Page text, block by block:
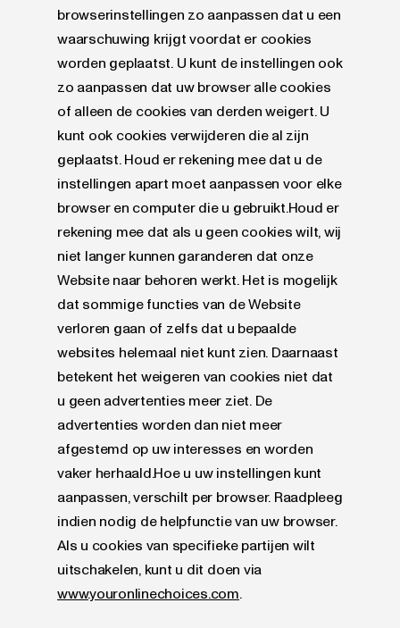
browserinstellingen zo aanpassen dat u een
waarschuwing krijgt voordat er cookies
worden geplaatst. U kunt de instellingen ook
zo aanpassen dat uw browser alle cookies
of alleen de cookies van derden weigert. U
kunt ook cookies verwijderen die al zijn
geplaatst. Houd er rekening mee dat u de
instellingen apart moet aanpassen voor elke
browser en computer die u gebruikt.Houd er
rekening mee dat als u geen cookies wilt, wij
niet langer kunnen garanderen dat onze
Website naar behoren werkt. Het is mogelijk
dat sommige functies van de Website
verloren gaan of zelfs dat u bepaalde
websites helemaal niet kunt zien. Daarnaast
betekent het weigeren van cookies niet dat
u geen advertenties meer ziet. De
advertenties worden dan niet meer
afgestemd op uw interesses en worden
vaker herhaald.Hoe u uw instellingen kunt
aanpassen, verschilt per browser. Raadpleeg
indien nodig de helpfunctie van uw browser.
Als u cookies van specifieke partijen wilt
uitschakelen, kunt u dit doen via
www.youronlinechoices.com.